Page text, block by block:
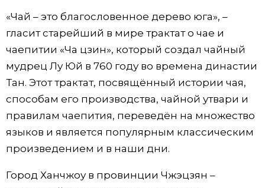
«Чай – это благословенное дерево юга», –
гласит старейший в мире трактат о чае и
чаепитии «Ча цзин», который создал чайный
мудрец Лу Юй в 760 году во времена династии
Тан. Этот трактат, посвящённый истории чая,
способам его производства, чайной утвари и
правилам чаепития, переведён на множество
языков и является популярным классическим
произведением и в наши дни.
Город Ханчжоу в провинции Чжэцзян –